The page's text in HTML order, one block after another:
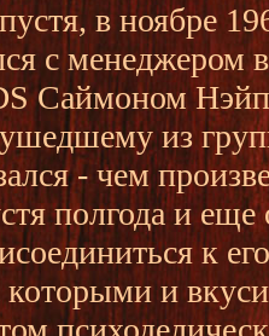
в ноябре
с менеджером
Саймоном
ушедшему из
- чем
полгода и
к
и